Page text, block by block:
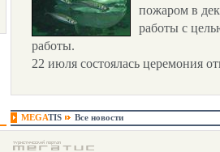
пожаром в
работы с
работы.
22 июля состоялась церемония
MEGATIS Все новости